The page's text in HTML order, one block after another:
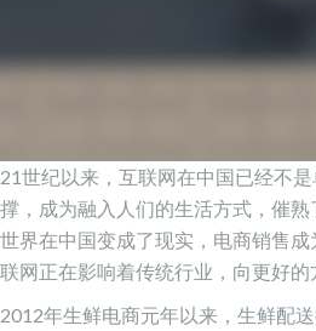
21世纪以来，互联网在中国已经不
撑，成为融入人们的生活方式，催
世界在中国变成了现实，电商销售
联网正在影响着传统行业，向更好的
2012年生鲜电商元年以来， 生鲜配送